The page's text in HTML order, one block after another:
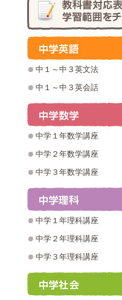
中１～中３英文法
中１～中３英会話
中学１年数学講座
中学２年数学講座
中学３年数学講座
中学１年理科講座
中学２年理科講座
中学３年理科講座